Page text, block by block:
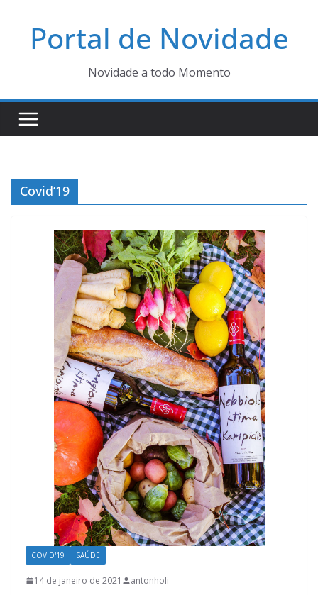
Portal de Novidade
Novidade a todo Momento
Covid’19
COVID'19 SAÚDE
14 de janeiro de 2021 antonholi